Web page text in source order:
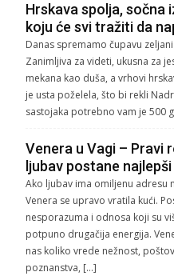
Hrskava spolja, sočna
koju će svi tražiti da
Danas spremamo čupavu
Zanimljiva za videti, ukusna za
mekana kao duša, a vrhovi
je usta poželela, što bi rekli
sastojaka potrebno vam je 500
Venera u Vagi – Pravi
ljubav postane
Ako ljubav ima omiljenu adresu
Venera se upravo vratila kući.
nesporazuma i odnosa koji su
potpuno drugačija energija.
nas koliko vrede nežnost,
poznanstva, […]